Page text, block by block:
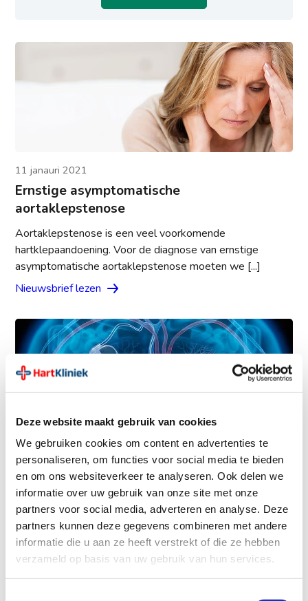
Deze website maakt gebruik van cookies
We gebruiken cookies om content en advertenties te
personaliseren, om functies voor social media te bieden
en om ons websiteverkeer te analyseren. Ook delen we
informatie over uw gebruik van onze site met onze
partners voor social media, adverteren en analyse. Deze
partners kunnen deze gegevens combineren met andere
informatie die u aan ze heeft verstrekt of die ze hebben
verzameld op basis van uw gebruik van hun services.
11 janauri 2021
Ernstige asymptomatische
aortaklepstenose
Aortaklepstenose is een veel voorkomende
hartklepaandoening. Voor de diagnose van ernstige
asymptomatische aortaklepstenose moeten we [...]
Nieuwsbrief lezen
5 november 2020
Hoe om te gaan met een pacemaker/ICD bij
palliatieve zorg
In Nederland zijn ruim 150.000 patiënten met een
Cardiovascular Implanted Electronic Device (CIED) en dit
aantal neemt jaarlijks toe. [...]
Nieuwsbrief lezen